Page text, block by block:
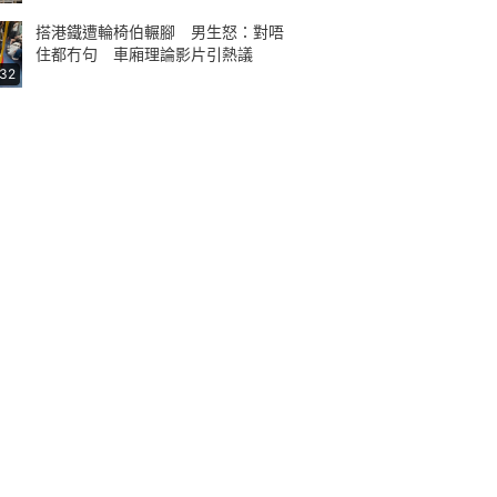
搭港鐵遭輪椅伯輾腳 男生怒：對唔
住都冇句 車廂理論影片引熱議